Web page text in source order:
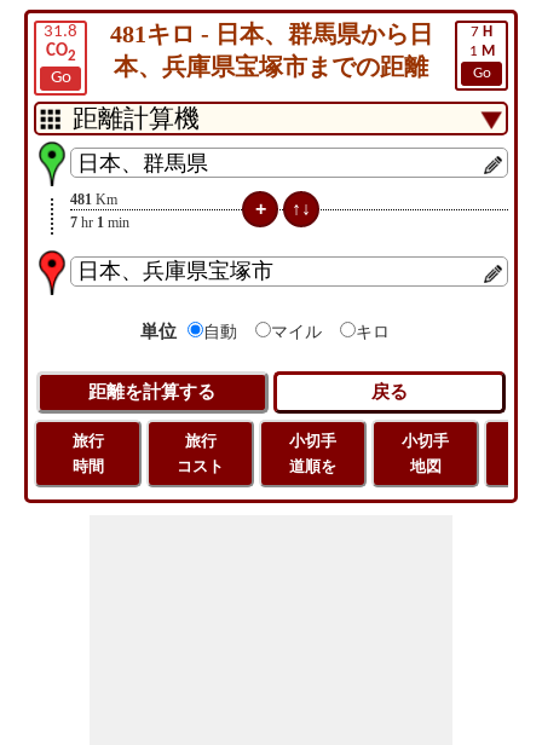
31.8
CO2
Go
7 H
1 M
Go
481キロ - 日本、群馬県から日
本、兵庫県宝塚市までの距離
481 Km
7 hr 1 min
単位 自動 マイル キロ
旅行
時間
旅行
コスト
小切手
道順を
小切手
地図